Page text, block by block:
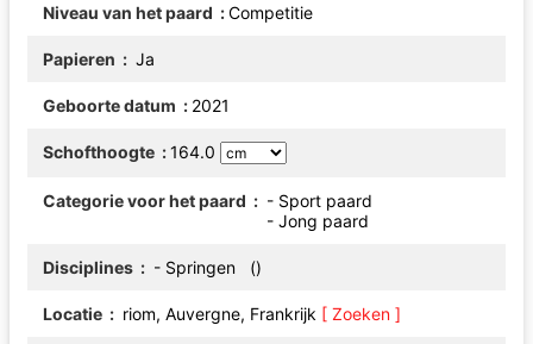
Niveau van het paard Competitie
Papieren Ja
Geboorte datum 2021
Schofthoogte 164.0
Categorie voor het paard
- Sport paard
- Jong paard
Disciplines - Springen ()
Locatie riom, Auvergne, Frankrijk [ Zoeken ]